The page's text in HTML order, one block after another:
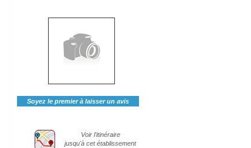
Soyez le premier à laisser un avis
Voir l'itinéraire
jusqu'à cet établissement